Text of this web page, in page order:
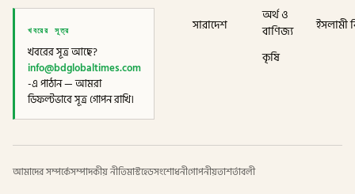
খবরের সূত্র
খবরের সূত্র আছে?
info@bdglobaltimes.com
-এ পাঠান — আমরা
ডিফল্টভাবে সূত্র গোপন রাখি।
সারাদেশ
অর্থ ও
বাণিজ্য
কৃষি
ইসলামী
আমাদের সম্পর্কেসম্পাদকীয় নীতিমাস্টহেডসংশোধনীগোপনীয়তাশর্তাবলী